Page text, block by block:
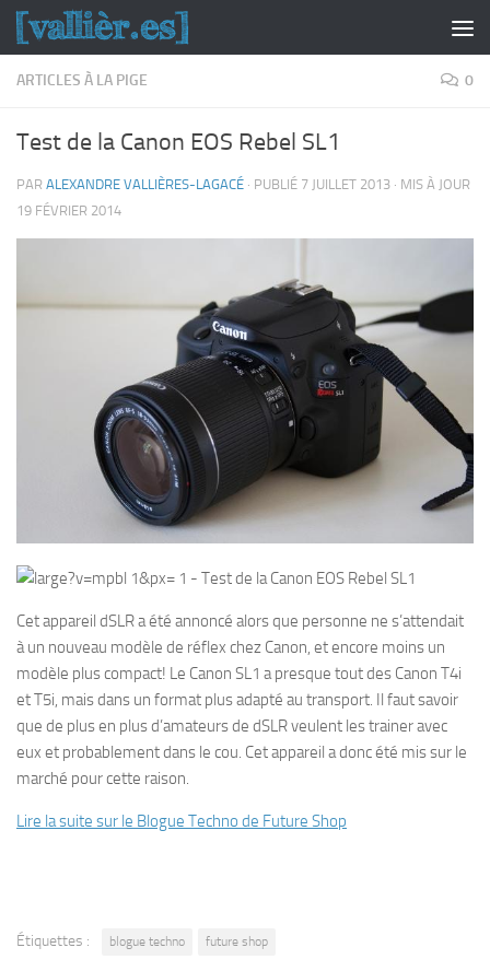
Skip to content
ARTICLES À LA PIGE 0
Test de la Canon EOS Rebel SL1
PAR ALEXANDRE VALLIÈRES-LAGACÉ · PUBLIÉ 7 JUILLET 2013 · MIS À JOUR
19 FÉVRIER 2014
Cet appareil dSLR a été annoncé alors que personne ne s’attendait
à un nouveau modèle de réflex chez Canon, et encore moins un
modèle plus compact! Le Canon SL1 a presque tout des Canon T4i
et T5i, mais dans un format plus adapté au transport. Il faut savoir
que de plus en plus d’amateurs de dSLR veulent les trainer avec
eux et probablement dans le cou. Cet appareil a donc été mis sur le
marché pour cette raison.
Lire la suite sur le Blogue Techno de Future Shop
Étiquettes : blogue techno future shop